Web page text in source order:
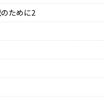
ために2